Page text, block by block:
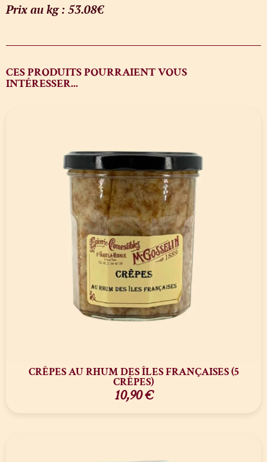
Prix au kg : 53.08€
CES PRODUITS POURRAIENT VOUS
INTÉRESSER...
CRÊPES AU RHUM DES ÎLES FRANÇAISES (5
CRÊPES)
10,90€